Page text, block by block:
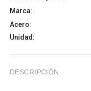
Marca:
Acero:
Unidad:
DESCRIPCIÓN